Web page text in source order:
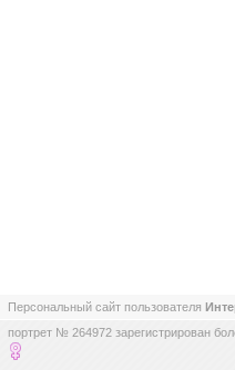
Персональный сайт пользователя
портрет № 264972 зарегистрирован